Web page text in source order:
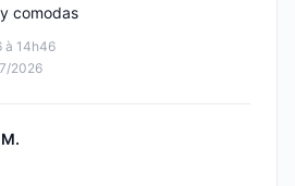
à 14h46
2026
comodas